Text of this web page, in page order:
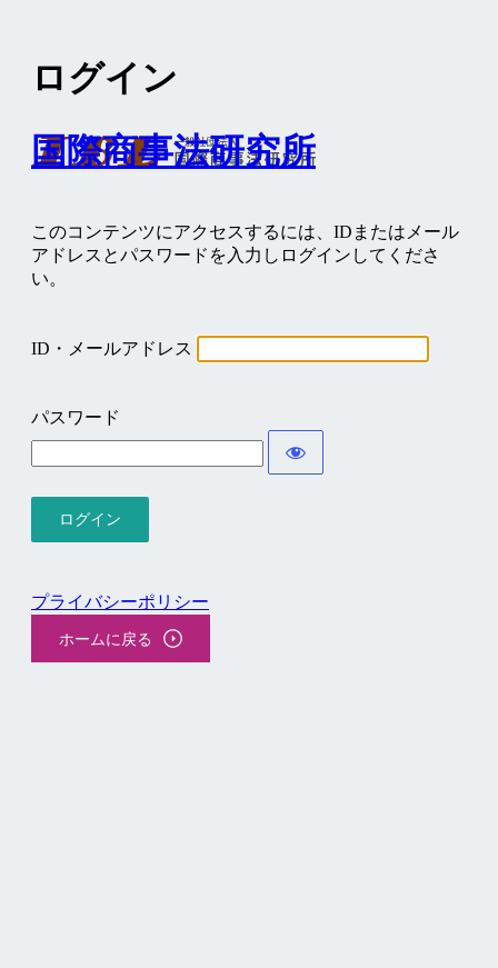
ログイン
国際商事法研究所
このコンテンツにアクセスするには、IDまたはメール
アドレスとパスワードを入力しログインしてくださ
い。
ID・メールアドレス
パスワード
プライバシーポリシー
ホームに戻る